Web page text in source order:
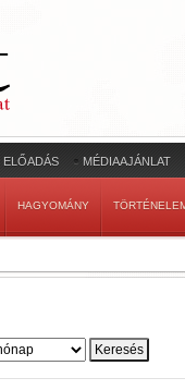
ELŐADÁS MÉDIAAJÁNLAT
HAGYOMÁNY